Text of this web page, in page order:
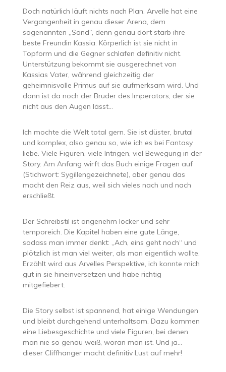
Doch natürlich läuft nichts nach Plan. Arvelle hat eine
Vergangenheit in genau dieser Arena, dem
sogenannten „Sand“, denn genau dort starb ihre
beste Freundin Kassia. Körperlich ist sie nicht in
Topform und die Gegner schlafen definitiv nicht.
Unterstützung bekommt sie ausgerechnet von
Kassias Vater, während gleichzeitig der
geheimnisvolle Primus auf sie aufmerksam wird. Und
dann ist da noch der Bruder des Imperators, der sie
nicht aus den Augen lässt…
Ich mochte die Welt total gern. Sie ist düster, brutal
und komplex, also genau so, wie ich es bei Fantasy
liebe. Viele Figuren, viele Intrigen, viel Bewegung in der
Story. Am Anfang wirft das Buch einige Fragen auf
(Stichwort: Sygillengezeichnete), aber genau das
macht den Reiz aus, weil sich vieles nach und nach
erschließt.
Der Schreibstil ist angenehm locker und sehr
temporeich. Die Kapitel haben eine gute Länge,
sodass man immer denkt: „Ach, eins geht noch“ und
plötzlich ist man viel weiter, als man eigentlich wollte.
Erzählt wird aus Arvelles Perspektive, ich konnte mich
gut in sie hineinversetzen und habe richtig
mitgefiebert.
Die Story selbst ist spannend, hat einige Wendungen
und bleibt durchgehend unterhaltsam. Dazu kommen
eine Liebesgeschichte und viele Figuren, bei denen
man nie so genau weiß, woran man ist. Und ja…
dieser Cliffhanger macht definitiv Lust auf mehr!